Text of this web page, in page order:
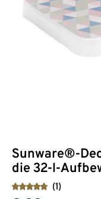
Sunware®-
die 32-l-
(1)